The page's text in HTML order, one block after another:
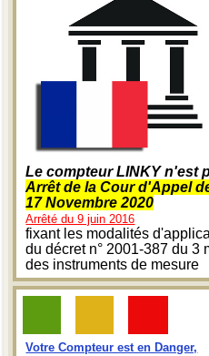
Le compteur LINKY n'est
Arrêt de la Cour d'Appel
17 Novembre 2020
Arrêté du 9 juin 2016
fixant les modalités
du décret n° 2001-387 du 3
des instruments de mesure
Votre Compteur est en Danger,